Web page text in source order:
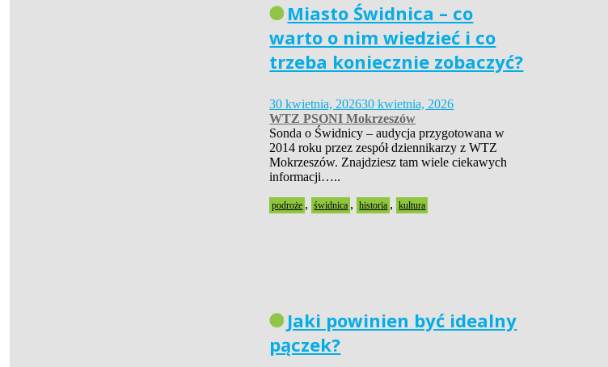
Miasto Świdnica – co
warto o nim wiedzieć i co
trzeba koniecznie zobaczyć?
30 kwietnia, 202630 kwietnia, 2026
WTZ PSONI Mokrzeszów
Sonda o Świdnicy – audycja przygotowana w
2014 roku przez zespół dziennikarzy z WTZ
Mokrzeszów. Znajdziesz tam wiele ciekawych
informacji…..
podroże , świdnica , historia , kultura
Jaki powinien być idealny
pączek?